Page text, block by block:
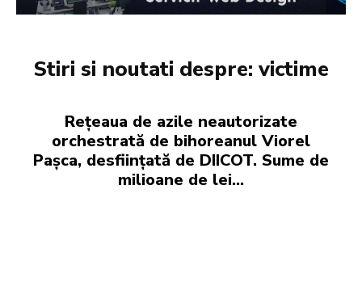
Stiri si noutati despre: victime
Rețeaua de azile neautorizate
orchestrată de bihoreanul Viorel
Pașca, desființată de DIICOT. Sume de
milioane de lei…